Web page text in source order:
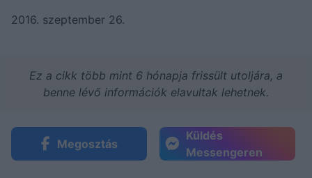
2016. szeptember 26.
Ez a cikk több mint 6 hónapja frissült utoljára, a
benne lévő információk elavultak lehetnek.
Megosztás
Küldés
Messengeren